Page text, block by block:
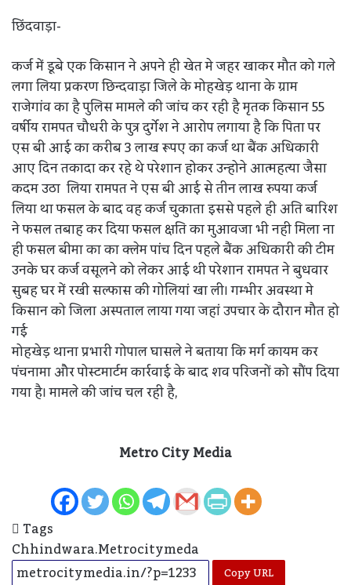
छिंदवाड़ा-
कर्ज में डूबे एक किसान ने अपने ही खेत मे जहर खाकर मौत को गले
लगा लिया प्रकरण छिन्दवाड़ा जिले के मोहखेड़ थाना के ग्राम
राजेगांव का है पुलिस मामले की जांच कर रही है मृतक किसान 55
वर्षीय रामपत चौधरी के पुत्र दुर्गेश ने आरोप लगाया है कि पिता पर
एस बी आई का करीब 3 लाख रूपए का कर्ज था बैंक अधिकारी
आए दिन तकादा कर रहे थे परेशान होकर उन्होने आत्महत्या जैसा
कदम उठा लिया रामपत ने एस बी आई से तीन लाख रुपया कर्ज
लिया था फसल के बाद वह कर्ज चुकाता इससे पहले ही अति बारिश
ने फसल तबाह कर दिया फसल क्षति का मुआवजा भी नही मिला ना
ही फसल बीमा का का क्लेम पांच दिन पहले बैंक अधिकारी की टीम
उनके घर कर्ज वसूलने को लेकर आई थी परेशान रामपत ने बुधवार
सुबह घर में रखी सल्फास की गोलियां खा ली। गम्भीर अवस्था मे
किसान को जिला अस्पताल लाया गया जहां उपचार के दौरान मौत हो
गई
मोहखेड़ थाना प्रभारी गोपाल घासले ने बताया कि मर्ग कायम कर
पंचनामा और पोस्टमार्टम कार्रवाई के बाद शव परिजनों को सौंप दिया
गया है। मामले की जांच चल रही है,
Metro City Media
Tags
Chhindwara.metrocitymeda
Copy URL